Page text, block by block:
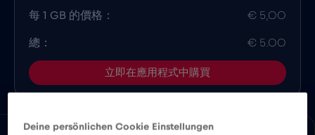
每 1 GB 的價格： € 5,00
總： € 5.00
立即在應用程式中購買
Deine persönlichen Cookie Einstellungen